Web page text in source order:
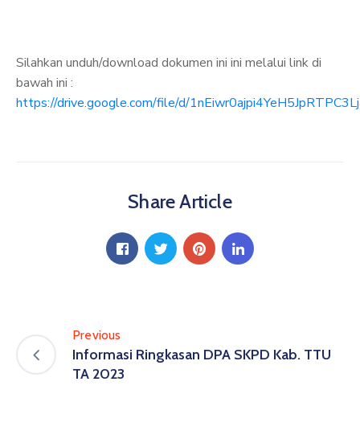
Silahkan unduh/download dokumen ini ini melalui link di
bawah ini :
https://drive.google.com/file/d/
Share Article
Previous
Informasi Ringkasan DPA SKPD Kab. TTU
TA 2023